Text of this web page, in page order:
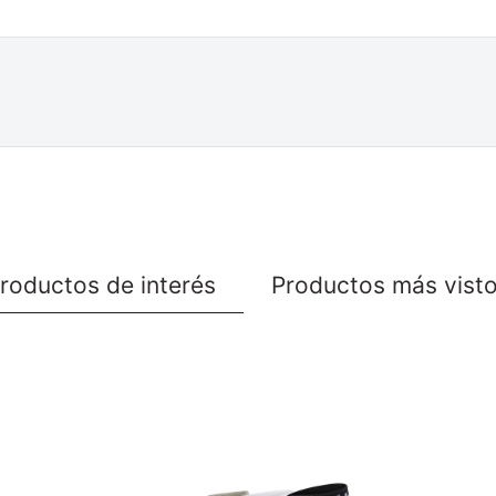
de interés Productos más